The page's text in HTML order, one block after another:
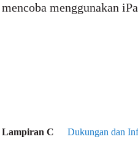
mencoba menggunakan
Lampiran C Dukungan dan